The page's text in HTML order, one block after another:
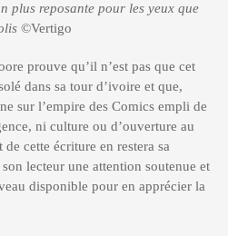
plus reposante pour les yeux que
©Vertigo
prouve qu’il n’est pas que cet
dans sa tour d’ivoire et que,
sur l’empire des Comics empli de
ni culture ou d’ouverture au
cette écriture en restera sa
lecteur une attention soutenue et
disponible pour en apprécier la